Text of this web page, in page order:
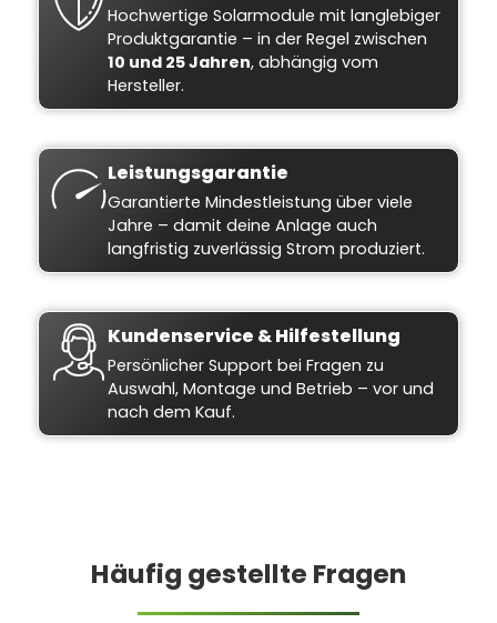
Hochwertige Solarmodule mit langlebiger
Produktgarantie – in der Regel zwischen
10 und 25 Jahren, abhängig vom
Hersteller.
Leistungsgarantie
Garantierte Mindestleistung über viele
Jahre – damit deine Anlage auch
langfristig zuverlässig Strom produziert.
Kundenservice & Hilfestellung
Persönlicher Support bei Fragen zu
Auswahl, Montage und Betrieb – vor und
nach dem Kauf.
Häufig gestellte Fragen